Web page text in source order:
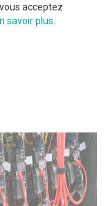
acceptez
savoir plus